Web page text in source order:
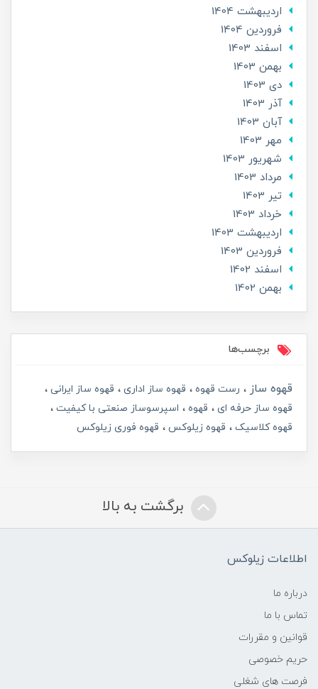
ارديبهشت 1404
فروردین 1404
اسفند 1403
بهمن 1403
دی 1403
آذر 1403
آبان 1403
مهر 1403
شهریور 1403
مرداد 1403
تير 1403
خرداد 1403
ارديبهشت 1403
فروردین 1403
اسفند 1402
بهمن 1402
برچسب‌ها
قهوه ساز رست قهوه قهوه ساز اداری
قهوه ساز ایرانی
قهوه ساز حرفه ای
قهوه
اسپرسوساز صنعتی با کیفیت
قهوه کلاسیک
قهوه زیلوکس قهوه فوری زیلوکس
برگشت به بالا
اطلاعات زیلوکس
درباره ما
تماس با ما
قوانین و مقررات
حریم خصوصی
فرصت های شغلی